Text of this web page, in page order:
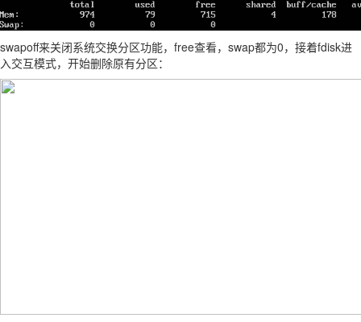
swapoff来关闭系统交换分区功能，free查看，swap都为0，接着fdisk进
入交互模式，开始删除原有分区：